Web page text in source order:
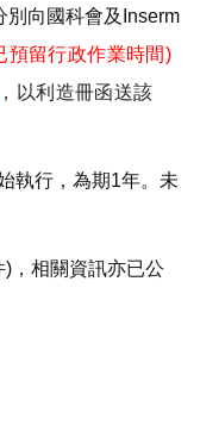
別向國科會及Inserm
預留行政作業時間)
，以利造冊函送該
執行，為期1年。未
)，相關資訊亦已公